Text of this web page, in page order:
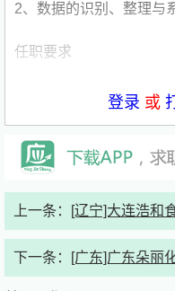
2、数据的识别、整理与
任职要求
1、大专及以上学历，年
3、工作细致认真，责任
4、能够熟练使用计算机
专业学习经历或工作经
登录 或
上一条： [辽宁]大连浩和
下一条： [广东]广东朵丽